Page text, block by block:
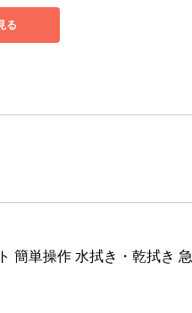
る
簡単操作 水拭き・乾拭き 急